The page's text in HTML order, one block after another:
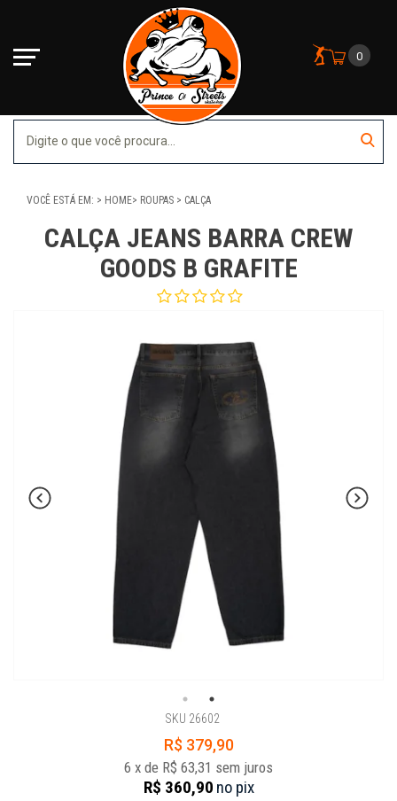
0
VOCÊ ESTÁ EM: HOME ROUPAS CALÇA
CALÇA JEANS BARRA CREW
GOODS B GRAFITE
SKU 26602
R$ 379,90
6 x de R$ 63,31 sem juros
R$ 360,90 no pix